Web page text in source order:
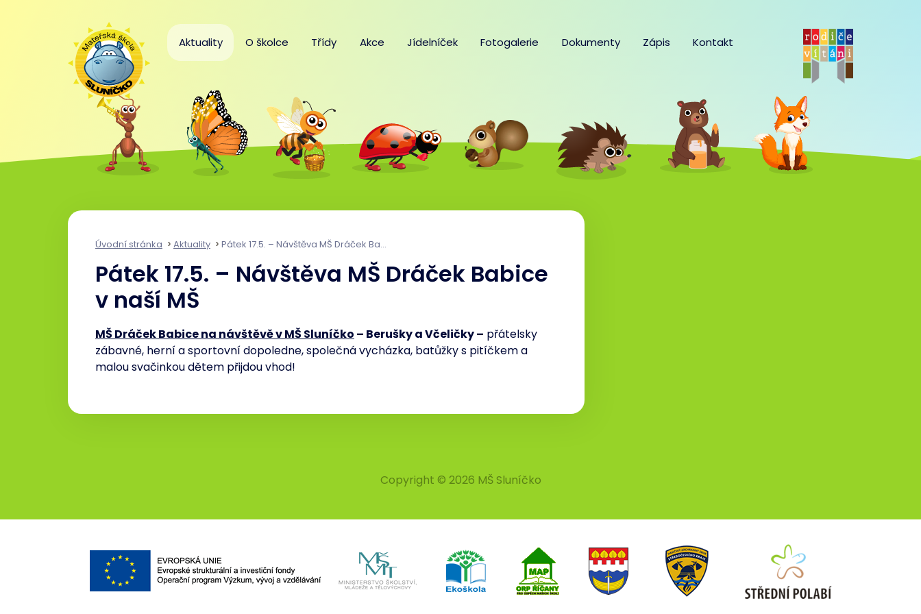
Aktuality O školce Třídy Akce Jídelníček Fotogalerie Dokumenty Zápis Kontakt
Úvodní stránka Aktuality Pátek 17.5. – Návštěva MŠ Dráček Babice v naší MŠ
Pátek 17.5. – Návštěva MŠ Dráček Babice
v naší MŠ
MŠ Dráček Babice na návštěvě v MŠ Sluníčko – Berušky a Včeličky – přátelsky
zábavné, herní a sportovní dopoledne, společná vycházka, batůžky s pitíčkem a
malou svačinkou dětem přijdou vhod!
Copyright © 2026 MŠ Sluníčko